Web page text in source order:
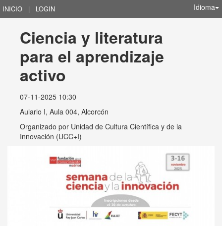
INICIO | LOGIN Idioma
Ciencia y literatura
para el aprendizaje
activo
07-11-2025 10:30
Aulario I, Aula 004, Alcorcón
Organizado por Unidad de Cultura Científica y de la
Innovación (UCC+I)